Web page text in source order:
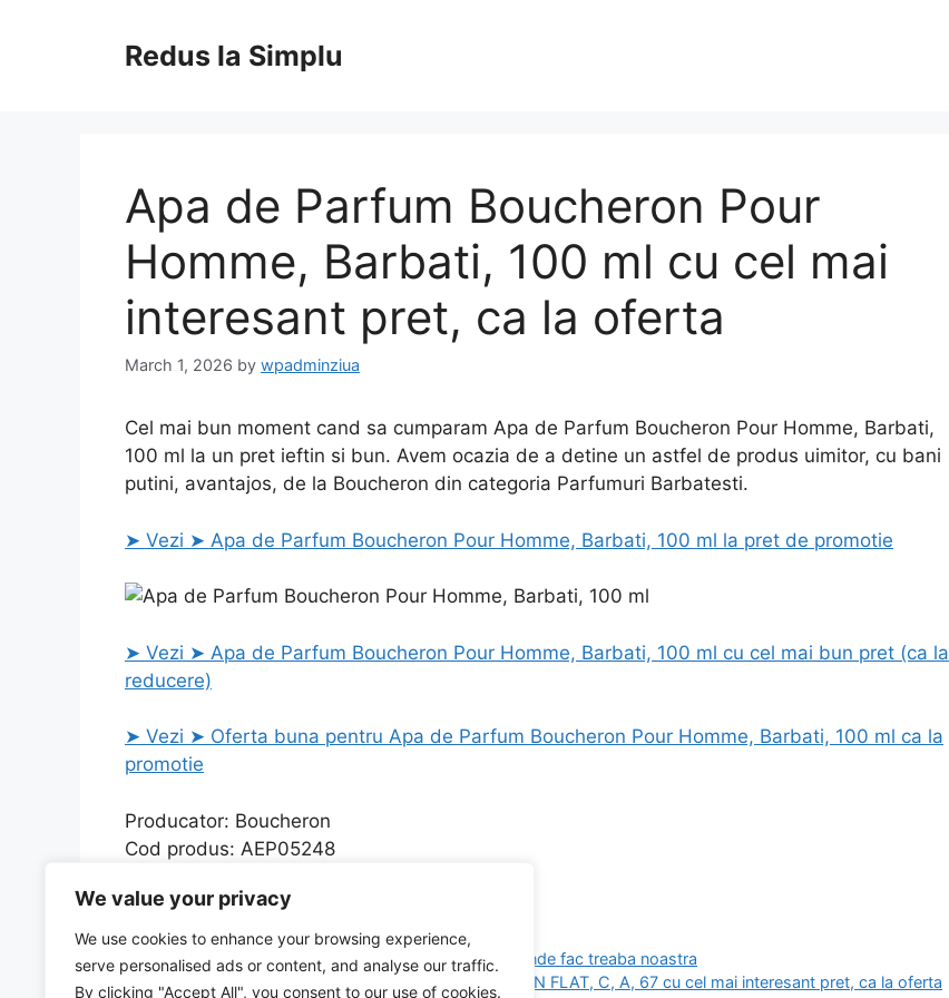
We value your privacy
We use cookies to enhance your browsing experience,
serve personalised ads or content, and analyse our traffic.
By clicking "Accept All", you consent to our use of cookies.
Redus la Simplu
Apa de Parfum Boucheron Pour
Homme, Barbati, 100 ml cu cel mai
interesant pret, ca la oferta
March 1, 2026 by wpadminziua
Cel mai bun moment cand sa cumparam Apa de Parfum Boucheron Pour Homme, Barbati,
100 ml la un pret ieftin si bun. Avem ocazia de a detine un astfel de produs uimitor, cu bani
putini, avantajos, de la Boucheron din categoria Parfumuri Barbatesti.
➤ Vezi ➤ Apa de Parfum Boucheron Pour Homme, Barbati, 100 ml la pret de promotie
➤ Vezi ➤ Apa de Parfum Boucheron Pour Homme, Barbati, 100 ml cu cel mai bun pret (ca la
reducere)
➤ Vezi ➤ Oferta buna pentru Apa de Parfum Boucheron Pour Homme, Barbati, 100 ml ca la
promotie
Producator: Boucheron
Cod produs: AEP05248
Categories
Uncategorized
Frumusetea vietii atunci cand cuptoarele cu microunde fac treaba noastra
Anvelopa 63709, 275/40R19, 101Y, P ZERO- r-f RUN FLAT, C, A, 67 cu cel mai interesant pret, ca la oferta